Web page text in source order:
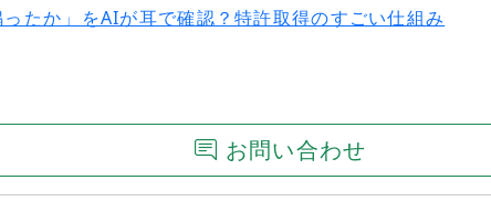
たか」をAIが耳で確認？特許取得のすごい仕組み
お問い合わせ